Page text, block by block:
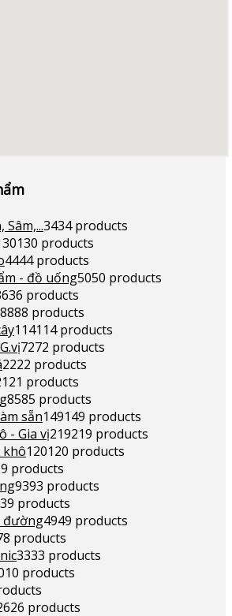
Sâm,...3434 products
130 products
4444 products
- đồ uống5050 products
36 products
8888 products
114114 products
7272 products
2222 products
21 products
8585 products
sẵn149149 products
- Gia vị219219 products
khô120120 products
products
9393 products
39 products
đường4949 products
products
3333 products
10 products
26 products